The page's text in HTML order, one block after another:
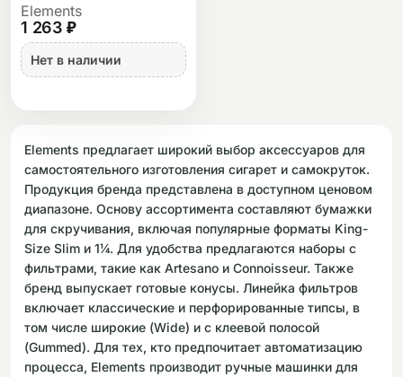
Elements
1 263 ₽
Нет в наличии
Elements предлагает широкий выбор аксессуаров для
самостоятельного изготовления сигарет и самокруток.
Продукция бренда представлена в доступном ценовом
диапазоне. Основу ассортимента составляют бумажки
для скручивания, включая популярные форматы King-
Size Slim и 1¼. Для удобства предлагаются наборы с
фильтрами, такие как Artesano и Connoisseur. Также
бренд выпускает готовые конусы. Линейка фильтров
включает классические и перфорированные типсы, в
том числе широкие (Wide) и с клеевой полосой
(Gummed). Для тех, кто предпочитает автоматизацию
процесса, Elements производит ручные машинки для